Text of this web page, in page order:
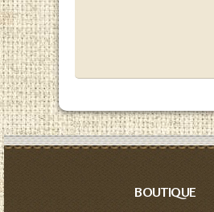
BOUTIQUE